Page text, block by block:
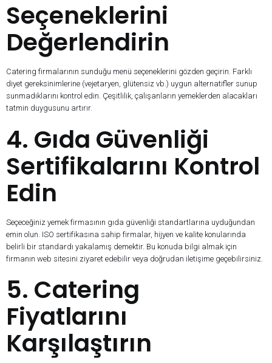
Seçeneklerini
Değerlendirin
Catering firmalarının sunduğu menü seçeneklerini gözden geçirin. Farklı
diyet gereksinimlerine (vejetaryen, glütensiz vb.) uygun alternatifler sunup
sunmadıklarını kontrol edin. Çeşitlilik, çalışanların yemeklerden alacakları
tatmin duygusunu artırır.
4. Gıda Güvenliği
Sertifikalarını Kontrol
Edin
Seçeceğiniz yemek firmasının gıda güvenliği standartlarına uyduğundan
emin olun. ISO sertifikasına sahip firmalar, hijyen ve kalite konularında
belirli bir standardı yakalamış demektir. Bu konuda bilgi almak için
firmanın web sitesini ziyaret edebilir veya doğrudan iletişime geçebilirsiniz.
5. Catering
Fiyatlarını
Karşılaştırın